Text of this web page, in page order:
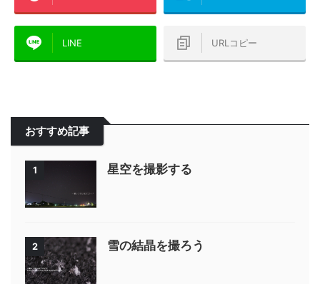
LINE URLコピー
おすすめ記事
1 星空を撮影する
2 雪の結晶を撮ろう